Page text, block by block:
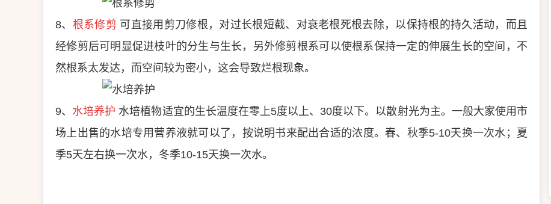
8、 根系修剪 可直接用剪刀修根，对过长根短截、对衰老根死根去除，以保持根的持久活动，而且
经修剪后可明显促进枝叶的分生与生长，另外修剪根系可以使根系保持一定的伸展生长的空间，不
然根系太发达，而空间较为密小，这会导致烂根现象。
9、 水培养护 水培植物适宜的生长温度在零上5度以上、30度以下。以散射光为主。一般大家使用市
场上出售的水培专用营养液就可以了，按说明书来配出合适的浓度。春、秋季5-10天换一次水；夏
季5天左右换一次水，冬季10-15天换一次水。